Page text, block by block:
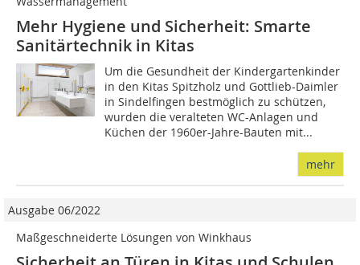
Mehr Hygiene und Sicherheit: Smarte
Sanitärtechnik in Kitas
Um die Gesundheit der Kindergartenkinder
in den Kitas Spitzholz und Gottlieb-Daimler
in Sindelfingen bestmöglich zu schützen,
wurden die veralteten WC-Anlagen und
Küchen der 1960er-Jahre-Bauten mit...
mehr
Ausgabe 06/2022
Maßgeschneiderte Lösungen von Winkhaus